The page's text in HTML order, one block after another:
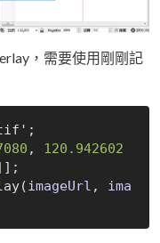
，需要使用剛剛記
, 120.942602
];
imageUrl , ima